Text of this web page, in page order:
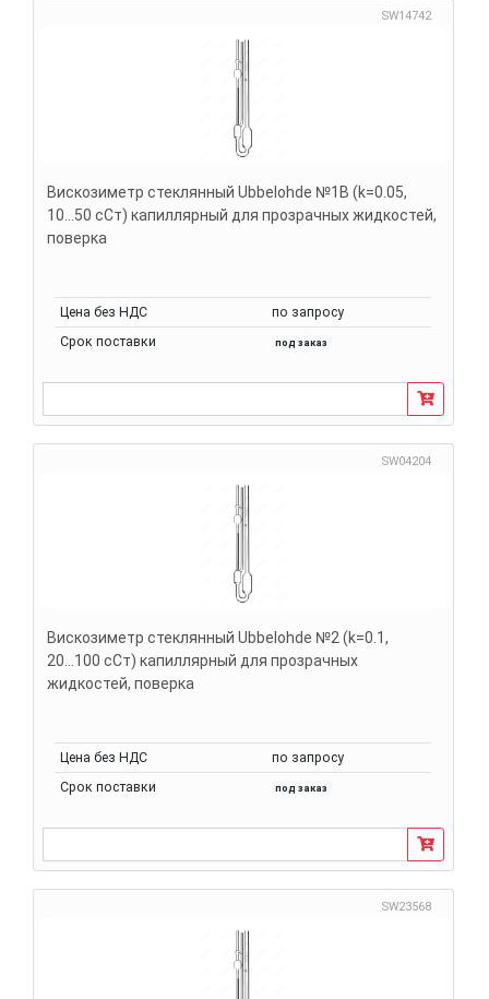
SW14742
Вискозиметр стеклянный Ubbelohde №1В (k=0.05,
10...50 сСт) капиллярный для прозрачных жидкостей,
поверка
Цена без НДС
по запросу
Срок поставки
под заказ
SW04204
Вискозиметр стеклянный Ubbelohde №2 (k=0.1,
20...100 сСт) капиллярный для прозрачных
жидкостей, поверка
Цена без НДС
по запросу
Срок поставки
под заказ
SW23568